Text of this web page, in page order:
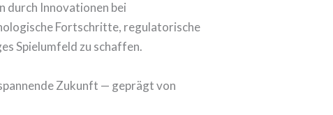
durch Innovationen bei
Fortschritte, regulatorische
Spielumfeld zu schaffen.
Zukunft — geprägt von